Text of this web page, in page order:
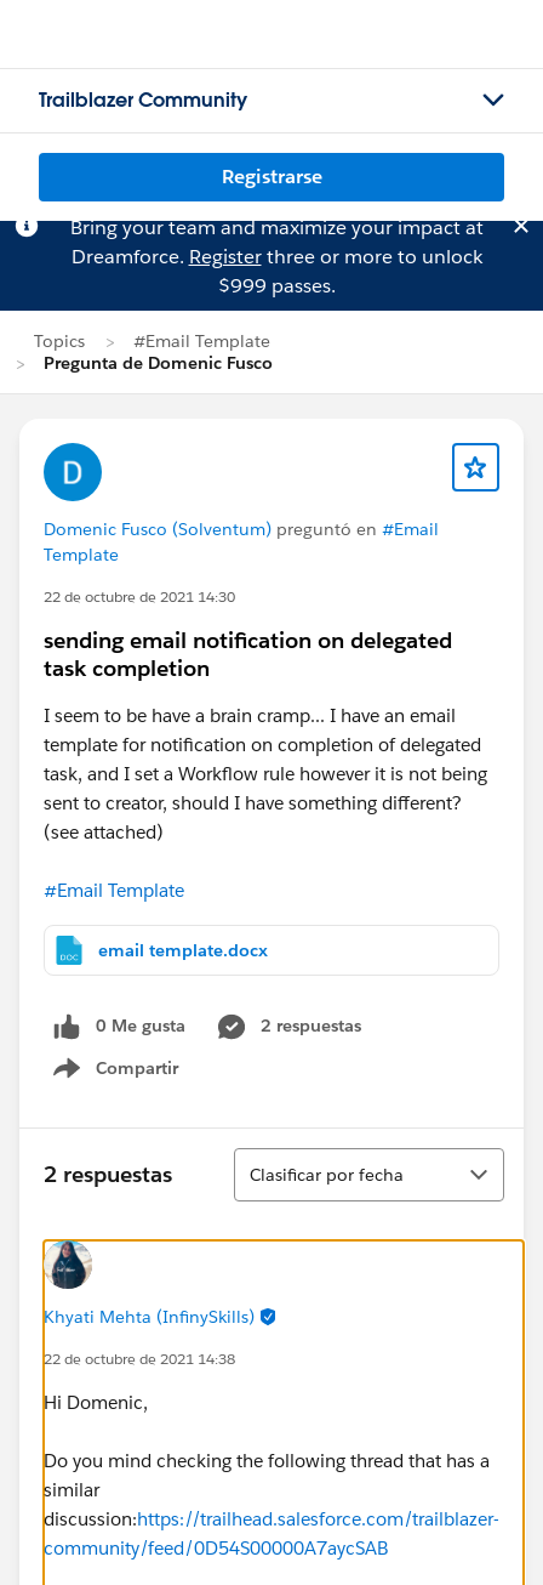
Trailblazer Community
Registrarse
Bring your team and maximize your impact at
Dreamforce. Registerthree or more to unlock
$999 passes.
Topics
#Email Template
Pregunta de Domenic Fusco
Domenic Fusco (Solventum) preguntó en #Email
Template
22 de octubre de 2021 14:30
sending email notification on delegated
task completion
I seem to be have a brain cramp... I have an email
template for notification on completion of delegated
task, and I set a Workflow rule however it is not being
sent to creator, should I have something different?
(see attached)
#Email Template
email template.docx
0 Me gusta
2 respuestas
Compartir
Show menu
2 respuestas
Ordenar
Clasificar por fecha
Khyati Mehta (InfinySkills)
22 de octubre de 2021 14:38
Hi Domenic,
Do you mind checking the following thread that has a
similar
discussion:https://trailhead.salesforce.com/trailblazer-
community/feed/0D54S00000A7aycSAB